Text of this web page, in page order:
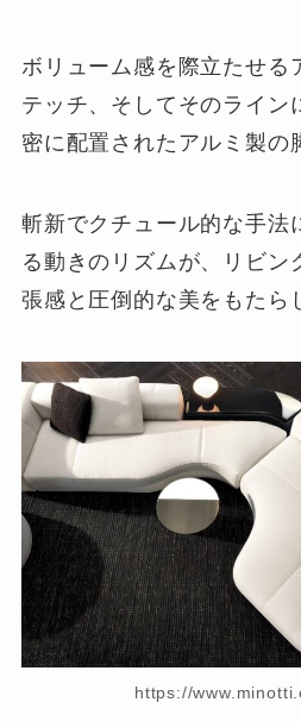
ボリューム感を際立たせる
テッチ、そしてそのライン
密に配置されたアルミ製の
斬新でクチュール的な手法
る動きのリズムが、リビン
張感と圧倒的な美をもたら
https://